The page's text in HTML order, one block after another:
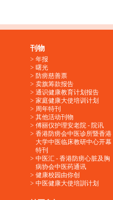
刊物
年报
曙光
防痨慈善票
卖旗筹款报告
通识健康教育计划报告
家庭健康大使培训计划
周年特刊
其他活动刊物
傅丽仪护理安老院 - 院讯
香港防痨会中医诊所暨香港
大学中医临床教研中心开幕
特刊
中医汇 - 香港防痨心脏及胸
病协会中医药通讯
健康校园由你创
中医健康大使培訓计划